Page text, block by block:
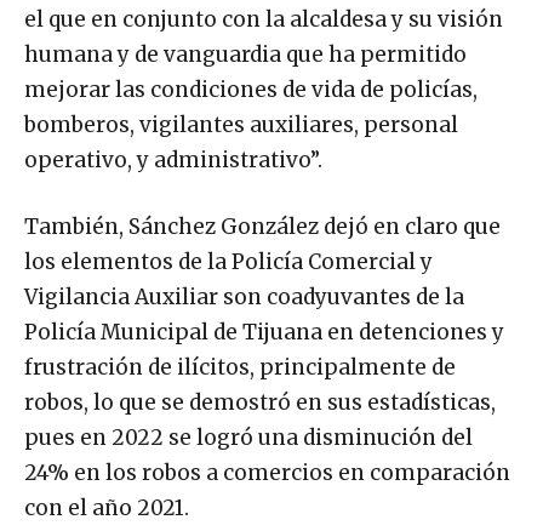
el que en conjunto con la alcaldesa y su visión
humana y de vanguardia que ha permitido
mejorar las condiciones de vida de policías,
bomberos, vigilantes auxiliares, personal
operativo, y administrativo”.
También, Sánchez González dejó en claro que
los elementos de la Policía Comercial y
Vigilancia Auxiliar son coadyuvantes de la
Policía Municipal de Tijuana en detenciones y
frustración de ilícitos, principalmente de
robos, lo que se demostró en sus estadísticas,
pues en 2022 se logró una disminución del
24% en los robos a comercios en comparación
con el año 2021.